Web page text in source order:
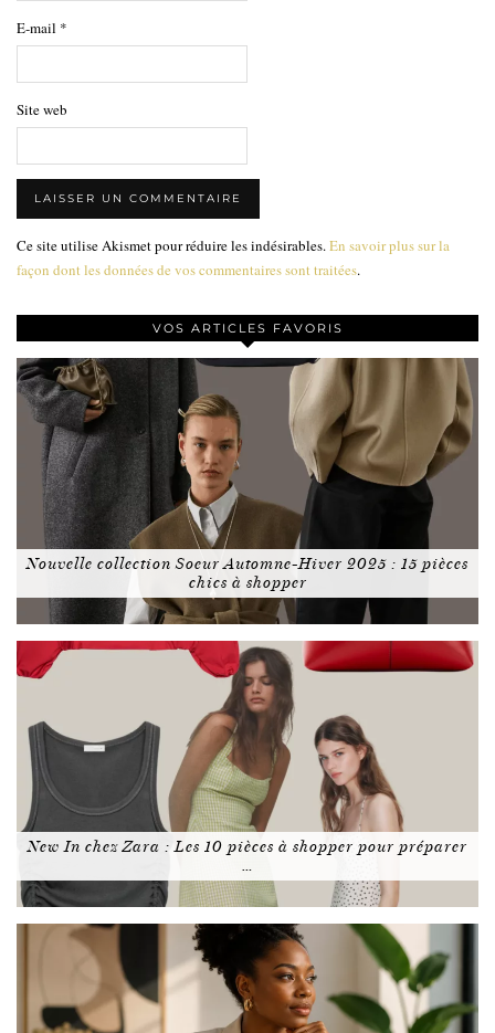
E-mail *
Site web
Ce site utilise Akismet pour réduire les indésirables. En savoir plus sur la
façon dont les données de vos commentaires sont traitées.
VOS ARTICLES FAVORIS
Nouvelle collection Soeur Automne-Hiver 2025 : 15 pièces
chics à shopper
New In chez Zara : Les 10 pièces à shopper pour préparer
…